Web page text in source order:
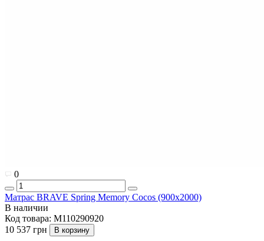
0
Матрас BRAVE Spring Memory Cocos (900x2000)
В наличии
Код товара: M110290920
10 537 грн
В корзину